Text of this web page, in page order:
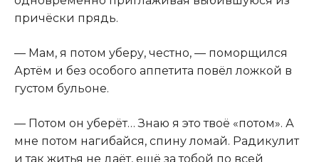
причёски прядь.
— Мам, я потом уберу, честно, — поморщился
Артём и без особого аппетита повёл ложкой в
густом бульоне.
— Потом он уберёт… Знаю я это твоё «потом». А
мне потом нагибайся, спину ломай. Радикулит
и так житья не даёт, ещё за тобой по всей